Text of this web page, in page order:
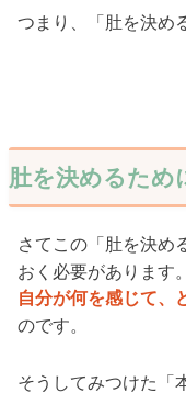
つまり、「肚を決め
肚を決めるため
さてこの「肚を決め
おく必要があります。
自分が何を感じて、
のです。
そうしてみつけた「